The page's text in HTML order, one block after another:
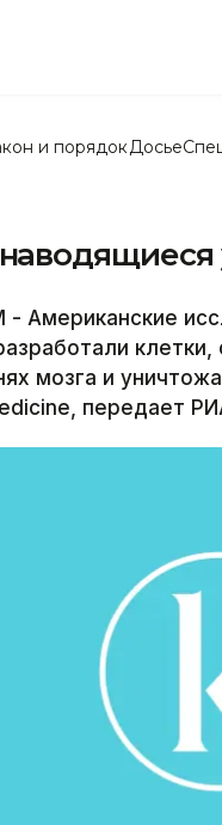
и порядок Досье
мозга и
передает